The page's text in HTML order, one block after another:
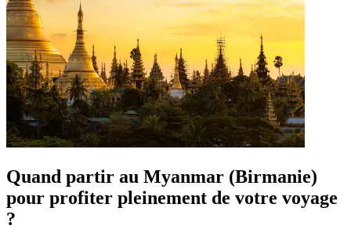
Quand partir au Myanmar (Birmanie)
pour profiter pleinement de votre voyage
?